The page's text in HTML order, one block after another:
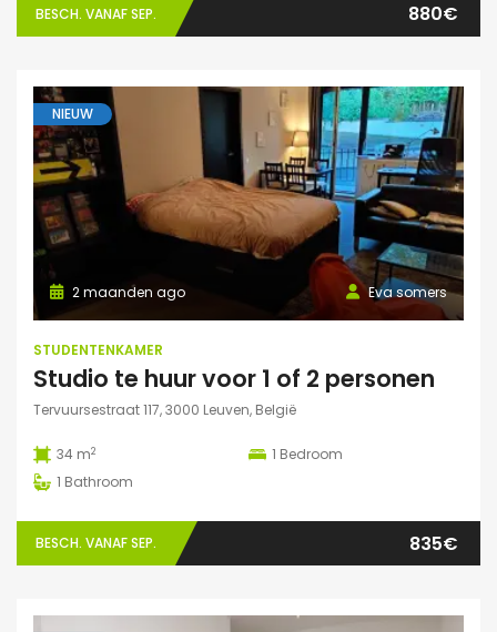
BESCH. VANAF SEP. 880€
NIEUW
Eva somers
2 maanden ago
STUDENTENKAMER
Studio te huur voor 1 of 2 personen
Tervuursestraat 117, 3000 Leuven, België
34 m2 1 Bedroom
1 Bathroom
BESCH. VANAF SEP. 835€